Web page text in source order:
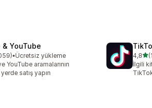
& YouTube
üzerinden
değerlendirme
•Ücretsiz yükleme
YouTube aramalarının
yerde satış yapın
4,85
İlgili